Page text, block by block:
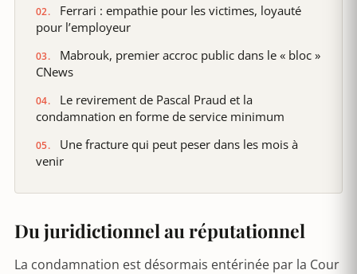
Ferrari : empathie pour les victimes, loyauté
pour l’employeur
Mabrouk, premier accroc public dans le « bloc »
CNews
Le revirement de Pascal Praud et la
condamnation en forme de service minimum
Une fracture qui peut peser dans les mois à
venir
Du juridictionnel au réputationnel
La condamnation est désormais entérinée par la Cour